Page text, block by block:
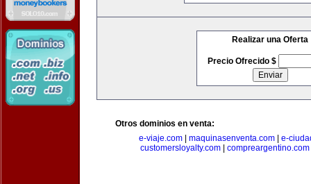
Realizar una Oferta
Precio Ofrecido $
Otros dominios en venta:
e-viaje.com| maquinasenventa.com| e-
customersloyalty.com| compreargentino.com